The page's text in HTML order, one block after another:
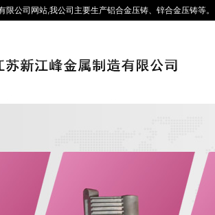
限公司网站,我公司主要生产铝合金压铸、锌合金压铸等